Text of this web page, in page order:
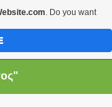
. Do you want